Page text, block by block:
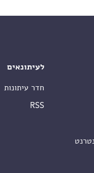
לעיתונאים
חדר עיתונות
RSS